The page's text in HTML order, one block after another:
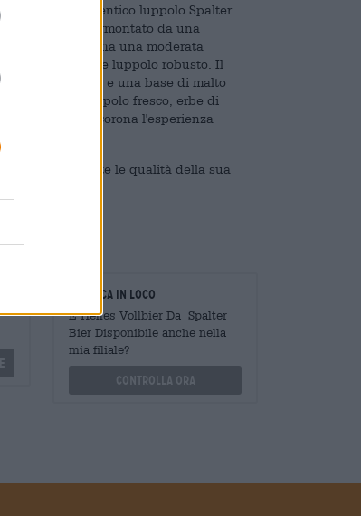
quantità di autentico luppolo Spalter.
solare, sormontato da una
La birra ha una moderata
malto delicato e luppolo robusto. Il
e carezzevole e una base di malto
da coni di luppolo fresco, erbe di
e armonioso corona l'esperienza
perfettamente le qualità della sua
Verifica in loco
È Helles Vollbier Da Spalter
Bier Disponibile anche nella
mia filiale?
Controlla ora